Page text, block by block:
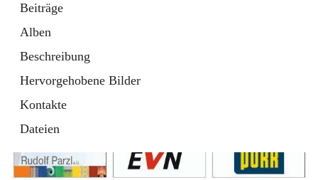
Beiträge
Alben
Beschreibung
Hervorgehobene Bilder
Kontakte
Dateien
Festival Sponsoren